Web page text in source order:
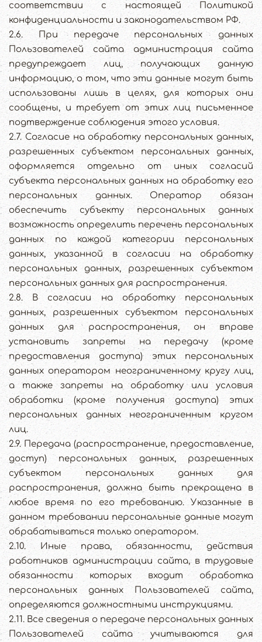
соответствии с настоящей Политикой
конфиденциальности и законодательством РФ.
2.6. При передаче персональных данных
Пользователей сайта администрация сайта
предупреждает лиц, получающих данную
информацию, о том, что эти данные могут быть
использованы лишь в целях, для которых они
сообщены, и требует от этих лиц письменное
подтверждение соблюдения этого условия.
2.7. Согласие на обработку персональных данных,
разрешенных субъектом персональных данных,
оформляется отдельно от иных согласий
субъекта персональных данных на обработку его
персональных данных. Оператор обязан
обеспечить субъекту персональных данных
возможность определить перечень персональных
данных по каждой категории персональных
данных, указанной в согласии на обработку
персональных данных, разрешенных субъектом
персональных данных для распространения.
2.8. В согласии на обработку персональных
данных, разрешенных субъектом персональных
данных для распространения, он вправе
установить запреты на передачу (кроме
предоставления доступа) этих персональных
данных оператором неограниченному кругу лиц,
а также запреты на обработку или условия
обработки (кроме получения доступа) этих
персональных данных неограниченным кругом
лиц.
2.9. Передача (распространение, предоставление,
доступ) персональных данных, разрешенных
субъектом персональных данных для
распространения, должна быть прекращена в
любое время по его требованию. Указанные в
данном требовании персональные данные могут
обрабатываться только оператором.
2.10. Иные права, обязанности, действия
работников администрации сайта, в трудовые
обязанности которых входит обработка
персональных данных Пользователей сайта,
определяются должностными инструкциями.
2.11. Все сведения о передаче персональных данных
Пользователей сайта учитываются для